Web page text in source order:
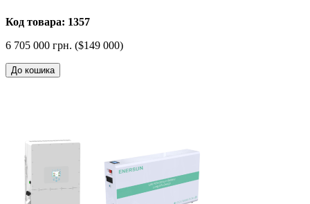
Код товара: 1357
6 705 000 грн. ($149 000)
До кошика